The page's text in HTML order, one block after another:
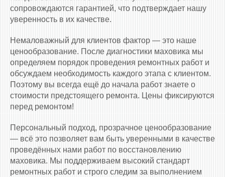
сопровождаются гарантией, что подтверждает нашу
уверенность в их качестве.
Немаловажный для клиентов фактор — это наше
ценообразование. После диагностики маховика мы
определяем порядок проведения ремонтных работ и
обсуждаем необходимость каждого этапа с клиентом.
Поэтому вы всегда ещё до начала работ знаете о
стоимости предстоящего ремонта. Цены фиксируются
перед ремонтом!
Персональный подход, прозрачное ценообразование
— всё это позволяет вам быть уверенными в качестве
проведённых нами работ по восстановлению
маховика. Мы поддерживаем высокий стандарт
ремонтных работ и строго следим за выполнением